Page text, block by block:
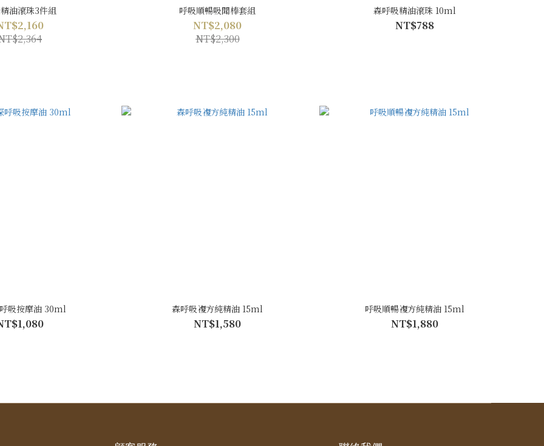
油滾珠3件組 呼吸順暢吸聞棒套組
NT$2,080
NT$2,300
森呼吸精油滾珠 10ml
NT$788
吸按摩油 30ml 森呼吸複方純精油 15ml
NT$1,580
呼吸順暢複方純精油 15ml
NT$1,880